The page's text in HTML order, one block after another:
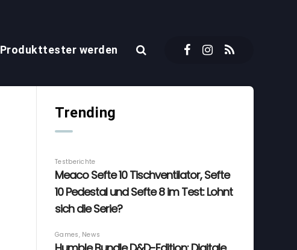
Produkttester werden
Trending